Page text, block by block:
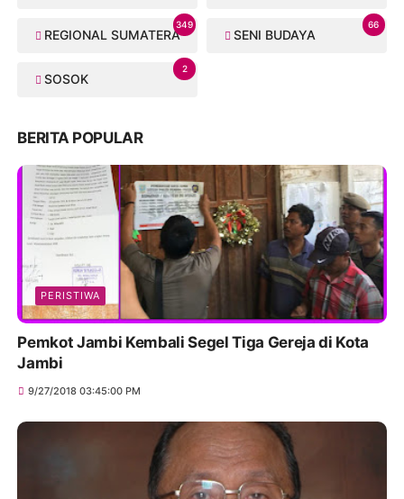
REGIONAL SUMATERA
349
SENI BUDAYA
66
SOSOK
2
BERITA POPULAR
PERISTIWA
Pemkot Jambi Kembali Segel Tiga Gereja di Kota
Jambi
9/27/2018 03:45:00 PM